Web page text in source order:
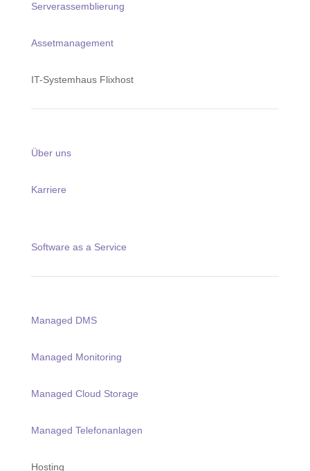
Serverassemblierung
Assetmanagement
IT-Systemhaus Flixhost
Über uns
Karriere
Software as a Service
Managed DMS
Managed Monitoring
Managed Cloud Storage
Managed Telefonanlagen
Hosting